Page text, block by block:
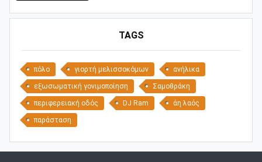
TAGS
πόλο γιορτή μελισσοκόμων ανήλικα
εξωσωματική γονιμοποίηση Σαμοθράκη
περιφερειακή οδός DJ Ram άη λαός
παράσταση